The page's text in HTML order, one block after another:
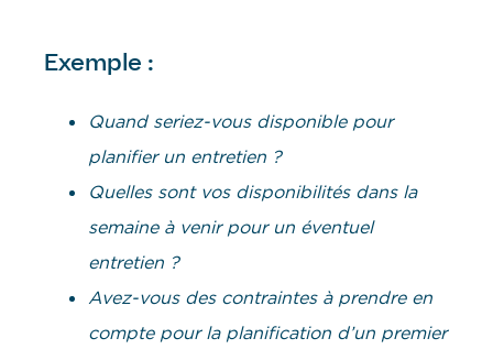
Exemple :
Quand seriez-vous disponible pour
planifier un entretien ?
Quelles sont vos disponibilités dans la
semaine à venir pour un éventuel
entretien ?
Avez-vous des contraintes à prendre en
compte pour la planification d’un premier